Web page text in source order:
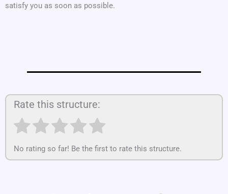
satisfy you as soon as possible.
Rate this structure:
No rating so far! Be the first to rate this structure.